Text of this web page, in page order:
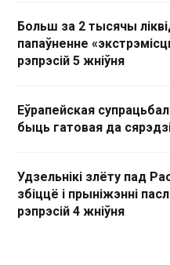
Больш за 2 тысячы
папаўненне
рэпрэсій 5 жніўня
Еўрапейская
быць гатовая да
Удзельнікі злёту пад
збіццё і прыніжэнні
рэпрэсій 4 жніўня